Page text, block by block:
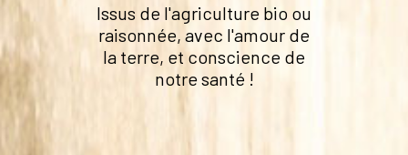
Issus de l'agriculture bio ou
raisonnée, avec l'amour de
la terre, et conscience de
notre santé !